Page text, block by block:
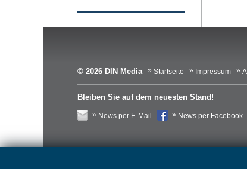
© 2026 DIN Media Startseite Impressum
Bleiben Sie auf dem neuesten Stand!
News per E-Mail News per Facebook